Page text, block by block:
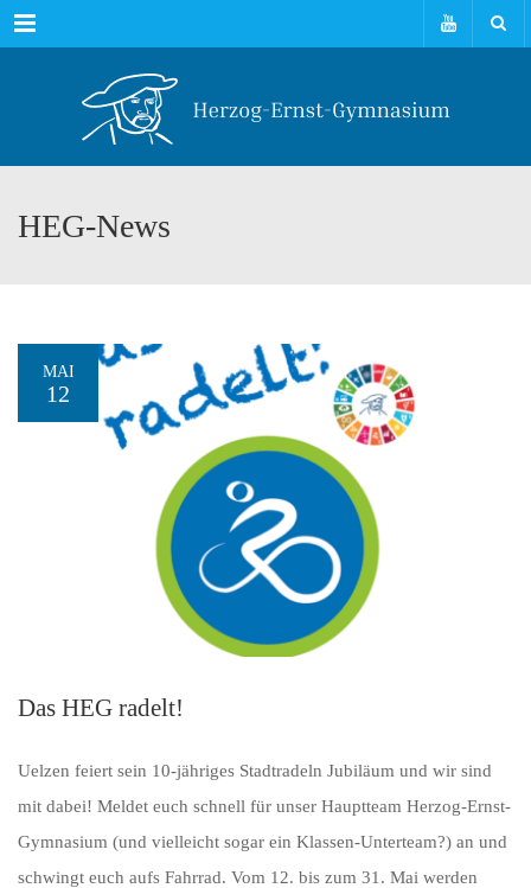
Menu
HEG-News
MAI
12
Das HEG radelt!
Uelzen feiert sein 10-jähriges Stadtradeln Jubiläum und wir sind
mit dabei! Meldet euch schnell für unser Hauptteam Herzog-Ernst-
Gymnasium (und vielleicht sogar ein Klassen-Unterteam?) an und
schwingt euch aufs Fahrrad. Vom 12. bis zum 31. Mai werden